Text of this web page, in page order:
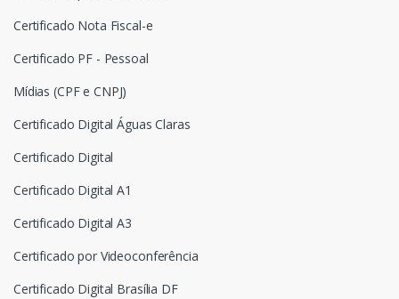
Certificado Nota Fiscal-e
Certificado PF - Pessoal
Mídias (CPF e CNPJ)
Certificado Digital Águas Claras
Certificado Digital
Certificado Digital A1
Certificado Digital A3
Certificado por Videoconferência
Certificado Digital Brasília DF